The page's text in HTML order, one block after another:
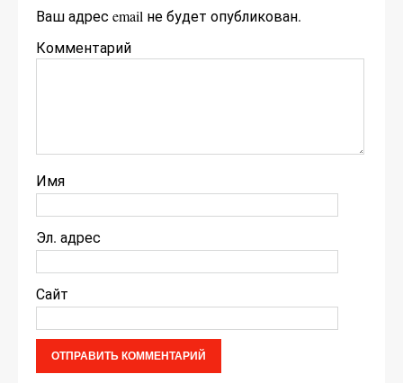
Ваш адрес email не будет опубликован.
Комментарий
Имя
Эл. адрес
Сайт